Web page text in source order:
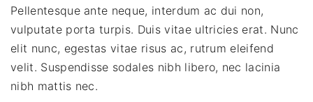
Pellentesque ante neque, interdum ac dui non,
vulputate porta turpis. Duis vitae ultricies erat. Nunc
elit nunc, egestas vitae risus ac, rutrum eleifend
velit. Suspendisse sodales nibh libero, nec lacinia
nibh mattis nec.